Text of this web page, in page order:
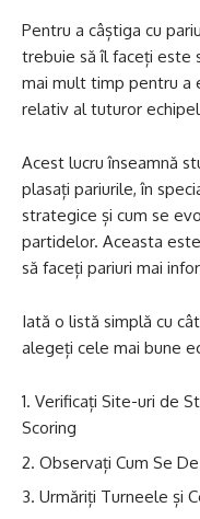
Pentru a câștiga cu
trebuie să îl faceți este
mai mult timp pentru a
relativ al tuturor
Acest lucru înseamnă
plasați pariurile, în
strategice și cum se
partidelor. Aceasta
să faceți pariuri mai
Iată o listă simplă cu
alegeți cele mai bune
Verificați Site-uri de
Scoring
Observați Cum Se
Urmăriți Turneele și